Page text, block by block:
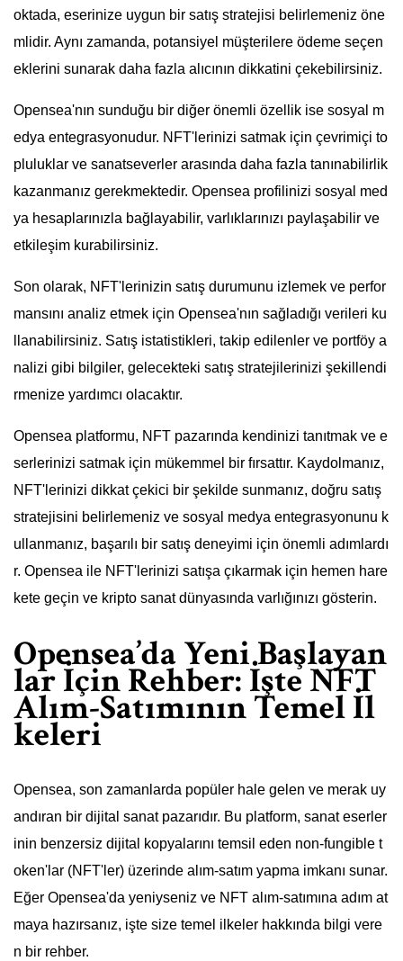
oktada, eserinize uygun bir satış stratejisi belirlemeniz öne
mlidir. Aynı zamanda, potansiyel müşterilere ödeme seçen
eklerini sunarak daha fazla alıcının dikkatini çekebilirsiniz.
Opensea'nın sunduğu bir diğer önemli özellik ise sosyal m
edya entegrasyonudur. NFT'lerinizi satmak için çevrimiçi to
pluluklar ve sanatseverler arasında daha fazla tanınabilirlik
kazanmanız gerekmektedir. Opensea profilinizi sosyal med
ya hesaplarınızla bağlayabilir, varlıklarınızı paylaşabilir ve
etkileşim kurabilirsiniz.
Son olarak, NFT'lerinizin satış durumunu izlemek ve perfor
mansını analiz etmek için Opensea'nın sağladığı verileri ku
llanabilirsiniz. Satış istatistikleri, takip edilenler ve portföy a
nalizi gibi bilgiler, gelecekteki satış stratejilerinizi şekillendi
rmenize yardımcı olacaktır.
Opensea platformu, NFT pazarında kendinizi tanıtmak ve e
serlerinizi satmak için mükemmel bir fırsattır. Kaydolmanız,
NFT'lerinizi dikkat çekici bir şekilde sunmanız, doğru satış
stratejisini belirlemeniz ve sosyal medya entegrasyonunu k
ullanmanız, başarılı bir satış deneyimi için önemli adımlardı
r. Opensea ile NFT'lerinizi satışa çıkarmak için hemen hare
kete geçin ve kripto sanat dünyasında varlığınızı gösterin.
Opensea’da Yeni Başlayan
lar İçin Rehber: İşte NFT
Alım-Satımının Temel İl
keleri
Opensea, son zamanlarda popüler hale gelen ve merak uy
andıran bir dijital sanat pazarıdır. Bu platform, sanat eserler
inin benzersiz dijital kopyalarını temsil eden non-fungible t
oken'lar (NFT'ler) üzerinde alım-satım yapma imkanı sunar.
Eğer Opensea'da yeniyseniz ve NFT alım-satımına adım at
maya hazırsanız, işte size temel ilkeler hakkında bilgi vere
n bir rehber.